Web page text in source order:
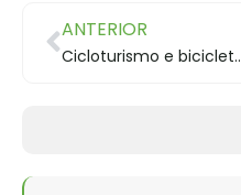
ANTERIOR
Cicloturismo e